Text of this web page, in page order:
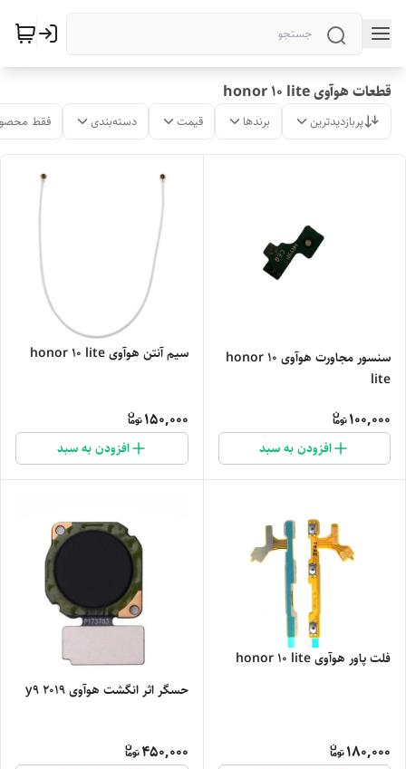
قطعات هوآوی honor 10 lite
پربازدیدترین برندها قیمت دسته‌بندی فقط
سنسور مجاورت هوآوی honor 10
lite
100,000
افزودن به سبد
سیم آنتن هوآوی honor 10 lite
150,000
افزودن به سبد
فلت پاور هوآوی honor 10 lite
180,000
حسگر اثر انگشت هوآوی y9 2019
450,000